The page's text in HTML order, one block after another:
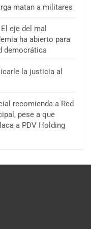
matan a militares
eje del mal
ha abierto para
democrática
la justicia al
recomienda a Red
pese a que
a PDV Holding